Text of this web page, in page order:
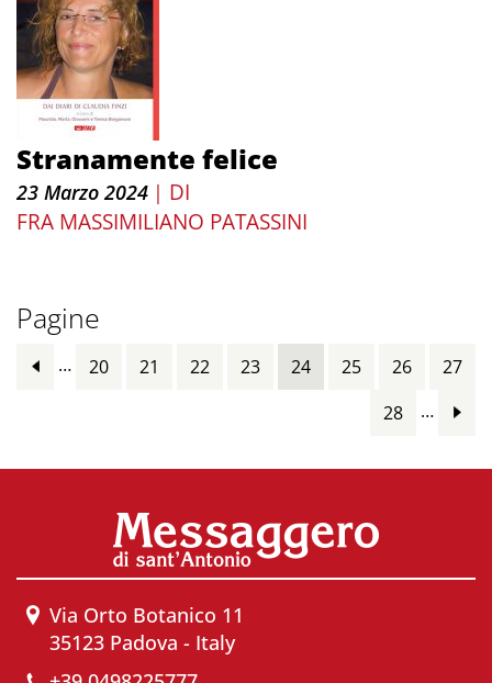
Stranamente felice
23 Marzo 2024 | DI
FRA MASSIMILIANO PATASSINI
Pagine
… 20 21 22 23 24 25 26
27
28
…
Via Orto Botanico 11
35123 Padova - Italy